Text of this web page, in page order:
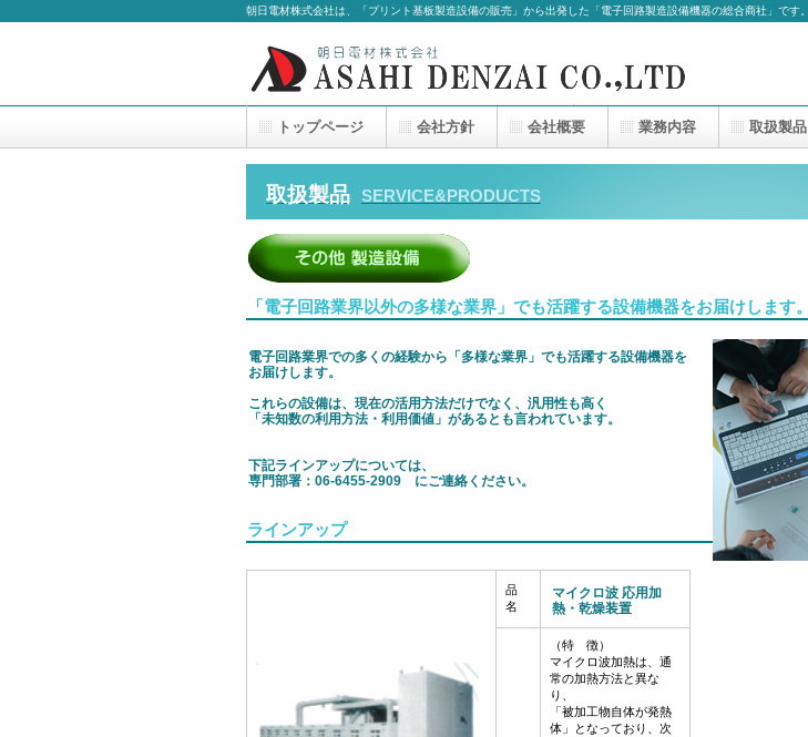
朝日電材株式会社は、「プリント基板製造設備の販売」から出発した「電子回路製造設備機器の総合商社」です。
取扱製品 SERVICE&PRODUCTS
「電子回路業界以外の多様な業界」でも活躍する設備機器をお届けします。
電子回路業界での多くの経験から「多様な業界」でも活躍する設備機器を
お届けします。
これらの設備は、現在の活用方法だけでなく、汎用性も高く
「未知数の利用方法・利用価値」があるとも言われています。
下記ラインアップについては、
専門部署：06-6455-2909 にご連絡ください。
ラインアップ
品
名
マイクロ波 応用加
熱・乾燥装置
（特 徴）
マイクロ波加熱は、通
常の加熱方法と異な
り、
「被加工物自体が発熱
体」となっており、次
トップページ 会社方針 会社概要 業務内容 取扱製品